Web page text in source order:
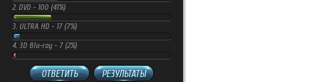
2. DVD - 100 (41%)
3. ULTRA HD - 17 (7%)
4. 3D Blu-ray - 7 (2%)
ОТВЕТИТЬ РЕЗУЛЬТАТЫ